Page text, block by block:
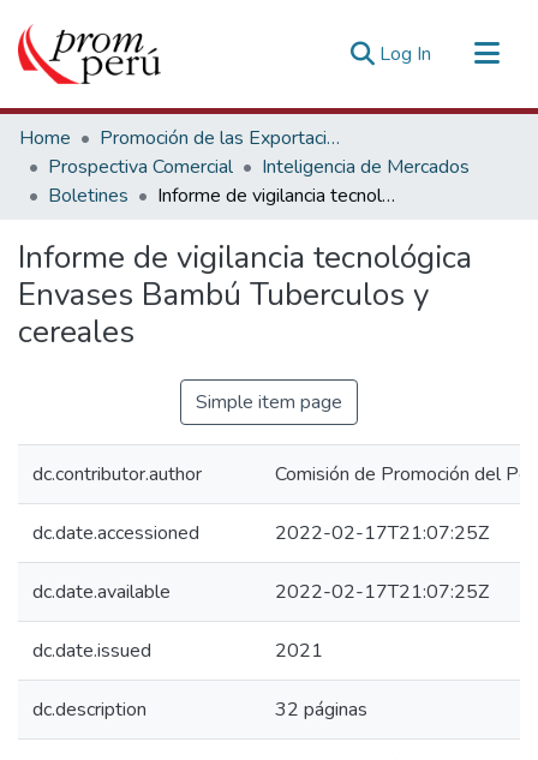
Log In (current)
Communities & Collections
All of DSpace
Statistics
Home
Promoción de las Exportaciones
Prospectiva Comercial
Inteligencia de Mercados
Boletines
Informe de vigilancia tecnológica Envases Bambú Tuberculos y cereales
Informe de vigilancia tecnológica
Envases Bambú Tuberculos y
cereales
Simple item page
dc.contributor.author Comisión de Promoción del
dc.date.accessioned 2022-02-17T21:07:25Z
dc.date.available 2022-02-17T21:07:25Z
dc.date.issued 2021
dc.description 32 páginas